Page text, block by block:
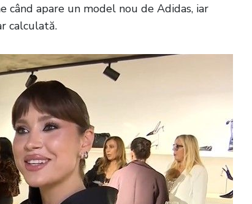
apare un model nou de Adidas, iar
calculată.